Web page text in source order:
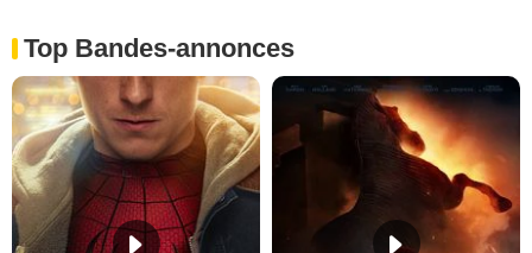
Top Bandes-annonces